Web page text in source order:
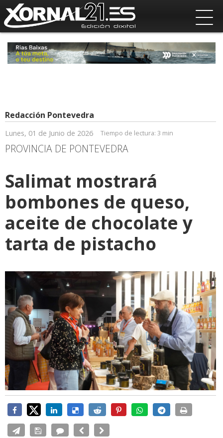
Redacción Pontevedra
Lunes, 01 de Junio de 2026 Tiempo de lectura: 3 min
PROVINCIA DE PONTEVEDRA
Salimat mostrará
bombones de queso,
aceite de chocolate y
tarta de pistacho